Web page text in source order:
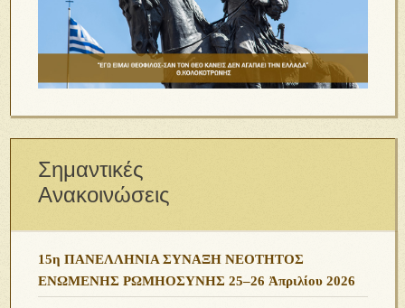
Σημαντικές
Ανακοινώσεις
15η ΠΑΝΕΛΛΗΝΙΑ ΣΥΝΑΞΗ ΝΕΟΤΗΤΟΣ
ΕΝΩΜΕΝΗΣ ΡΩΜΗΟΣΥΝΗΣ 25–26 Ἀπριλίου 2026